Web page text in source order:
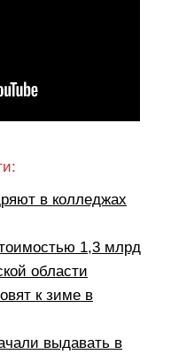
в колледжах
1,3 млрд
области
к зиме в
выдавать в